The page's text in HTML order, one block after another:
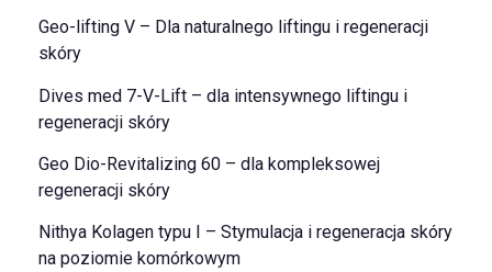
Geo-lifting V – Dla naturalnego liftingu i regeneracji
skóry
Dives med 7-V-Lift – dla intensywnego liftingu i
regeneracji skóry
Geo Dio-Revitalizing 60 – dla kompleksowej
regeneracji skóry
Nithya Kolagen typu I – Stymulacja i regeneracja skóry
na poziomie komórkowym